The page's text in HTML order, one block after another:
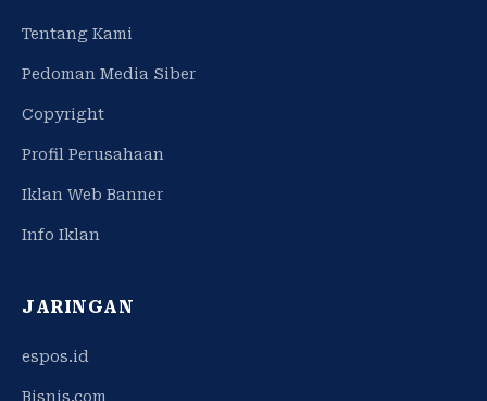
Tentang Kami
Pedoman Media Siber
Copyright
Profil Perusahaan
Iklan Web Banner
Info Iklan
JARINGAN
espos.id
Bisnis.com